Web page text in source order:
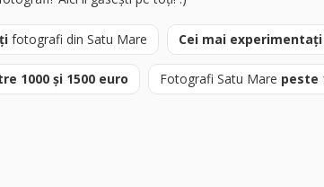
fotografi din Satu Mare Cei mai experimentați
1000 și 1500 euro Fotografi Satu Mare peste